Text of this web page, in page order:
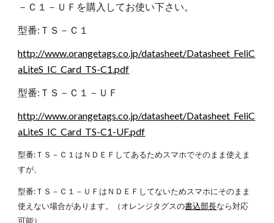
－Ｃ１－ＵＦを購入してお使い下さい。
型番:ＴＳ－Ｃ１
http://www.orangetags.co.jp/datasheet/Datasheet_FeliC
aLiteS_IC_Card_TS-C1.pdf
型番:ＴＳ－Ｃ１－ＵＦ
http://www.orangetags.co.jp/datasheet/Datasheet_FeliC
aLiteS_IC_Card_TS-C1-UF.pdf
型番:ＴＳ－Ｃ１はＮＤＥＦしてあるためスマホでそのまま使えま
すが、
型番:ＴＳ－Ｃ１－ＵＦはＮＤＥＦしてないためスマホにそのまま
使えない場合があります。（オレンジタグスの書込部長なら対応
可能）